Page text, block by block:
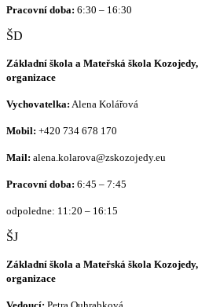
Pracovní doba: 6:30 – 16:30
ŠD
Základní škola a Mateřská škola
organizace
Vychovatelka: Alena Kolářová
Mobil: +420 734 678 170
Mail: alena.kolarova@zskozojedy.eu
Pracovní doba: 6:45 – 7:45
odpoledne: 11:20 – 16:15
ŠJ
Základní škola a Mateřská škola
organizace